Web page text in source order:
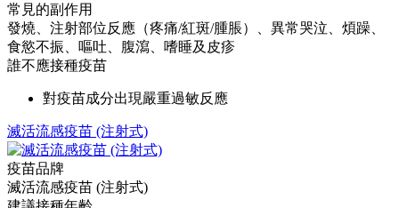
常見的副作用
發燒、注射部位反應（疼痛/紅斑/腫脹）、異常哭泣、煩躁、
食慾不振、嘔吐、腹瀉、嗜睡及皮疹
誰不應接種疫苗
對疫苗成分出現嚴重過敏反應
滅活流感疫苗 (注射式)
疫苗品牌
滅活流感疫苗 (注射式)